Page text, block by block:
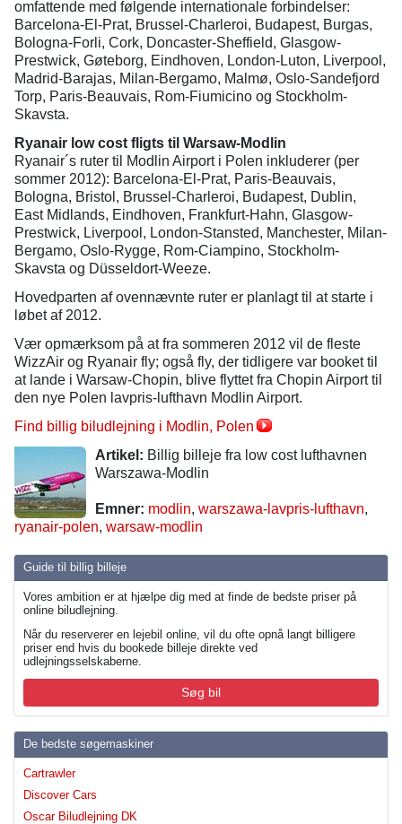
Guide til billig billeje
Vores ambition er at hjælpe dig med at finde de bedste priser på
online biludlejning.
Når du reserverer en lejebil online, vil du ofte opnå langt billigere
priser end hvis du bookede billeje direkte ved
udlejningsselskaberne.
Søg bil
De bedste søgemaskiner
Cartrawler
Discover Cars
Oscar Biludlejning DK
omfattende med følgende internationale forbindelser:
Barcelona-El-Prat, Brussel-Charleroi, Budapest, Burgas,
Bologna-Forli, Cork, Doncaster-Sheffield, Glasgow-
Prestwick, Gøteborg, Eindhoven, London-Luton, Liverpool,
Madrid-Barajas, Milan-Bergamo, Malmø, Oslo-Sandefjord
Torp, Paris-Beauvais, Rom-Fiumicino og Stockholm-
Skavsta.
Ryanair low cost fligts til Warsaw-Modlin
Ryanair´s ruter til Modlin Airport i Polen inkluderer (per
sommer 2012): Barcelona-El-Prat, Paris-Beauvais,
Bologna, Bristol, Brussel-Charleroi, Budapest, Dublin,
East Midlands, Eindhoven, Frankfurt-Hahn, Glasgow-
Prestwick, Liverpool, London-Stansted, Manchester, Milan-
Bergamo, Oslo-Rygge, Rom-Ciampino, Stockholm-
Skavsta og Düsseldort-Weeze.
Hovedparten af ovennævnte ruter er planlagt til at starte i
løbet af 2012.
Vær opmærksom på at fra sommeren 2012 vil de fleste
WizzAir og Ryanair fly; også fly, der tidligere var booket til
at lande i Warsaw-Chopin, blive flyttet fra Chopin Airport til
den nye Polen lavpris-lufthavn Modlin Airport.
Find billig biludlejning i Modlin, Polen
Artikel: Billig billeje fra low cost lufthavnen
Warszawa-Modlin
Emner: modlin, warszawa-lavpris-lufthavn,
ryanair-polen, warsaw-modlin